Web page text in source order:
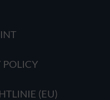
POLICY
(EU)